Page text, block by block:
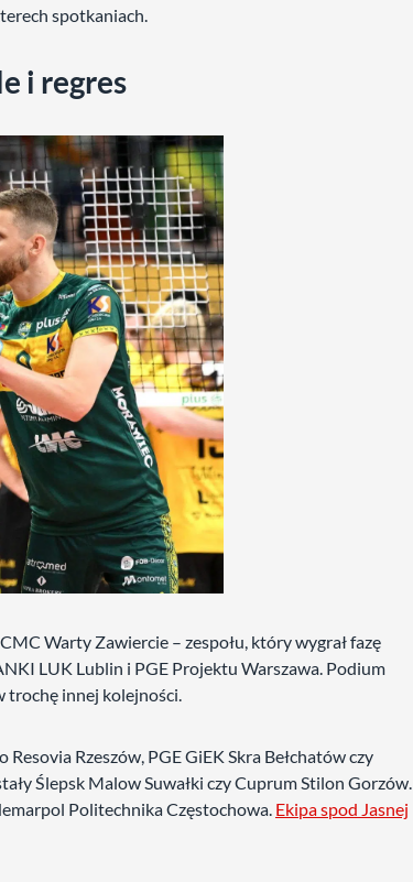
spotkaniach.
i regres
Warty Zawiercie – zespołu, który wygrał fazę
LUK Lublin i PGE Projektu Warszawa. Podium
trochę innej kolejności.
Rzeszów, PGE GiEK Skra Bełchatów czy
Ślepsk Malow Suwałki czy Cuprum Stilon Gorzów.
Politechnika Częstochowa. Ekipa spod Jasnej